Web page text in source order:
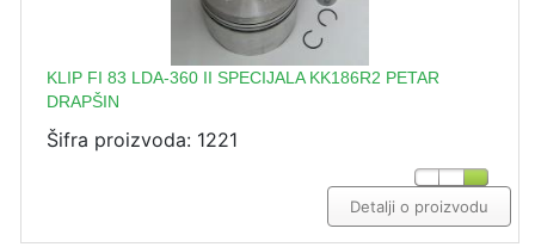
KLIP FI 83 LDA-360 II SPECIJALA KK186R2 PETAR
DRAPŠIN
Šifra proizvoda: 1221
Detalji o proizvodu